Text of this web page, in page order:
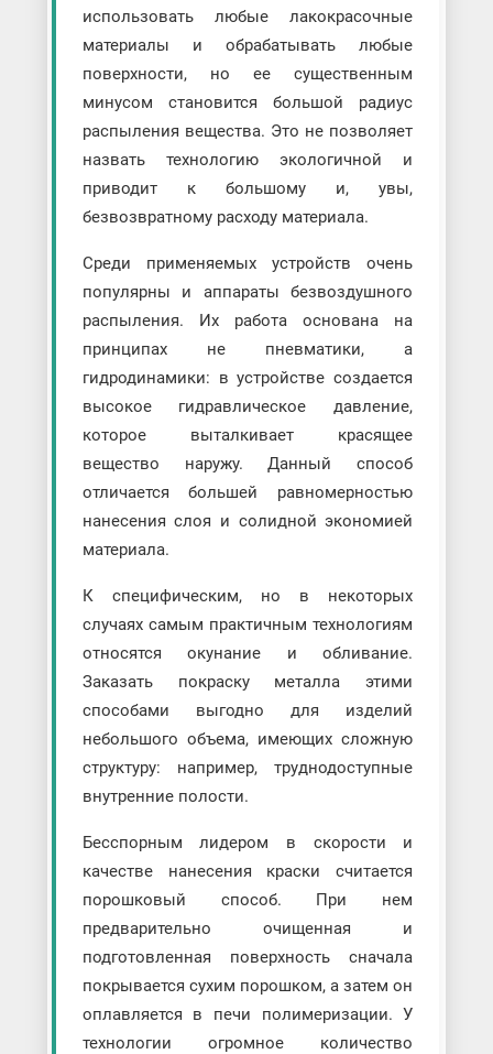
использовать любые лакокрасочные
материалы и обрабатывать любые
поверхности, но ее существенным
минусом становится большой радиус
распыления вещества. Это не позволяет
назвать технологию экологичной и
приводит к большому и, увы,
безвозвратному расходу материала.
Среди применяемых устройств очень
популярны и аппараты безвоздушного
распыления. Их работа основана на
принципах не пневматики, а
гидродинамики: в устройстве создается
высокое гидравлическое давление,
которое выталкивает красящее
вещество наружу. Данный способ
отличается большей равномерностью
нанесения слоя и солидной экономией
материала.
К специфическим, но в некоторых
случаях самым практичным технологиям
относятся окунание и обливание.
Заказать покраску металла этими
способами выгодно для изделий
небольшого объема, имеющих сложную
структуру: например, труднодоступные
внутренние полости.
Бесспорным лидером в скорости и
качестве нанесения краски считается
порошковый способ. При нем
предварительно очищенная и
подготовленная поверхность сначала
покрывается сухим порошком, а затем он
оплавляется в печи полимеризации. У
технологии огромное количество